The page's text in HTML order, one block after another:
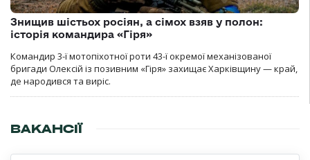
Знищив шістьох росіян, а сімох взяв у полон:
історія командира «Гіря»
Командир 3-ї мотопіхотної роти 43-ї окремої механізованої
бригади Олексій із позивним «Гіря» захищає Харківщину — край,
де народився та виріс.
ВАКАНСІЇ